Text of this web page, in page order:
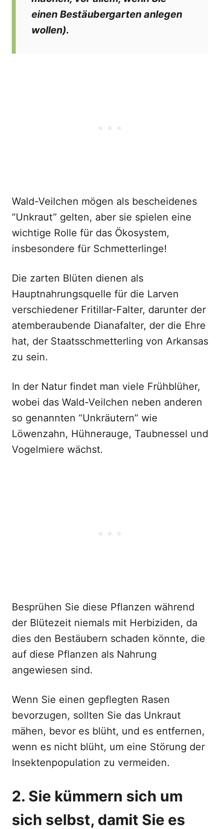
einen Bestäubergarten anlegen
wollen).
Wald-Veilchen mögen als bescheidenes
“Unkraut” gelten, aber sie spielen eine
wichtige Rolle für das Ökosystem,
insbesondere für Schmetterlinge!
Die zarten Blüten dienen als
Hauptnahrungsquelle für die Larven
verschiedener Fritillar-Falter, darunter der
atemberaubende Dianafalter, der die Ehre
hat, der Staatsschmetterling von Arkansas
zu sein.
In der Natur findet man viele Frühblüher,
wobei das Wald-Veilchen neben anderen
so genannten “Unkräutern” wie
Löwenzahn, Hühnerauge, Taubnessel und
Vogelmiere wächst.
Besprühen Sie diese Pflanzen während
der Blütezeit niemals mit Herbiziden, da
dies den Bestäubern schaden könnte, die
auf diese Pflanzen als Nahrung
angewiesen sind.
Wenn Sie einen gepflegten Rasen
bevorzugen, sollten Sie das Unkraut
mähen, bevor es blüht, und es entfernen,
wenn es nicht blüht, um eine Störung der
Insektenpopulation zu vermeiden.
2. Sie kümmern sich um
sich selbst, damit Sie es